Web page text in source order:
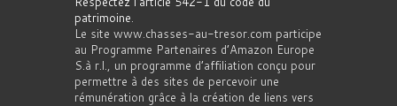
patrimoine
Le site www.chasses-au-tresor.com participe
au Programme Partenaires d’Amazon Europe
S.à r.l., un programme d’affiliation conçu pour
permettre à des sites de percevoir une
rémunération grâce à la création de liens vers